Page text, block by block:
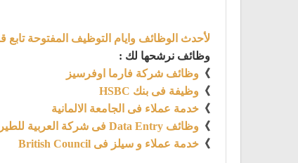
لأحدث الوظائف وايام التوظيف المفتوحة
وظائف نرشحها لك :
》 وظائف شركة فارما اوفرسيز
》 وظيفة فى بنك HSBC
》 خدمة عملاء فى الجامعة الالمانية
》 وظائف Data Entry فى شركة العربية للطيران
》 خدمة عملاء و سيلز فى British Council